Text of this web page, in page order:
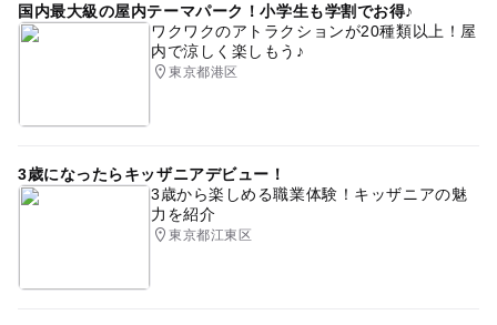
国内最大級の屋内テーマパーク！小学生も学割でお得♪
ワクワクのアトラクションが20種類以上！屋
内で涼しく楽しもう♪
東京都港区
3歳になったらキッザニアデビュー！
3歳から楽しめる職業体験！キッザニアの魅
力を紹介
東京都江東区